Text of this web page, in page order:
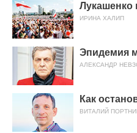
Лукашенко
ИРИНА ХАЛИП
Эпидемия
АЛЕКСАНДР
Как
ВИТАЛИЙ